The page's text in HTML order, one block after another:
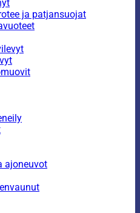
ja patjansuojat
ajoneuvot